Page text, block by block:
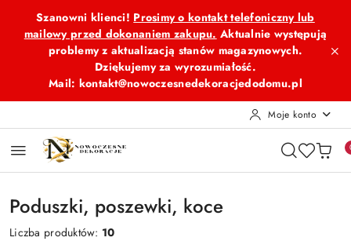
Przejdź do treści głównej
Przejdź do wyszukiwarki
Przejdź do moje konto
Przejdź do menu głównego
Przejdź do stopki
Szanowni klienci! Prosimy o kontakt telefoniczny lub
mailowy przed dokonaniem zakupu. Aktualnie występują
problemy z aktualizacją stanów magazynowych.
Dziękujemy za wyrozumiałość.
Mail: kontakt@nowoczesnedekoracjedodomu.pl
Moje konto
Poduszki, poszewki, koce
Liczba produktów: 10